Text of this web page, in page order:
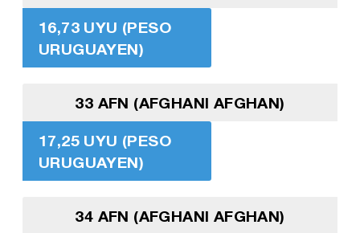
16,73 UYU (PESO
URUGUAYEN)
33 AFN (AFGHANI AFGHAN)
17,25 UYU (PESO
URUGUAYEN)
34 AFN (AFGHANI AFGHAN)